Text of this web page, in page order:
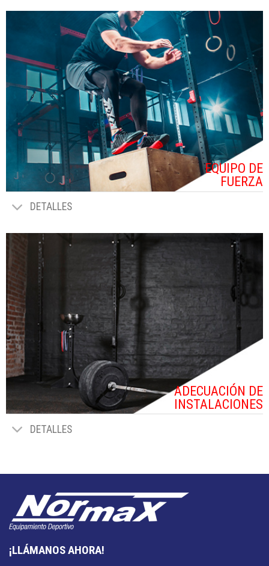
EQUIPO DE
FUERZA
DETALLES
ADECUACIÓN DE
INSTALACIONES
DETALLES
¡LLÁMANOS AHORA!